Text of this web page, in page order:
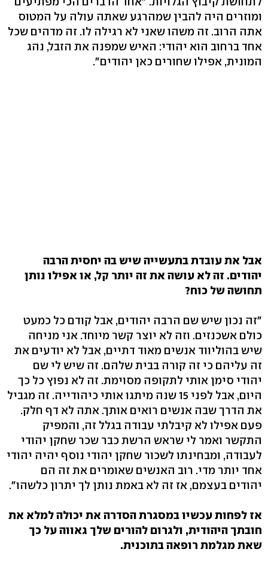
ומוזרים היה להבין שמהרגע שאתה עולה על המטוס
אתה הרוב. זה משהו שאני לא רגילה לו. זה מדהים שכל
אחד ברחוב הוא יהודי: האיש שמפנה את הזבל, נהג
המונית, אפילו שחורים כאן יהודים".
אבל את עובדת בתעשייה שיש בה יחסית הרבה
יהודים. זה לא עושה את זה יותר קל, או אפילו נותן
תחושה של כוח?
"זה נכון שיש שם הרבה יהודים, אבל קודם כל כמעט
כולם אשכנזים. וזה לא יוצר קשר מיוחד. אני מניחה
שיש בהוליווד אנשים מאוד דתיים, אבל לא יודעים את
זה עליהם כי זה קורה בבית שלהם. זה שיש לי שם
יהודי סימן אותי לתקופה מסוימת. זה לא נפוץ כל כך
היום, אבל לפני 15 שנה מיתגו אותי כיהודייה. זה מגביל
את הדרך שבה אנשים רואים אותך. אתה לא דף חלק.
פעם אפילו לא קיבלתי עבודה בגלל זה, והמפיק
התקשר ואמר לי שראש הרשת כבר שכר שחקן יהודי
לעבודה, ומבחינתו לשכור שחקן יהודי נוסף יהיה יהודי
אחד יותר מדי. רוב האנשים שאומרים את זה הם
יהודים בעצמם, אז זה לא באמת נותן לך יתרון כלשהו".
אז לפחות עכשיו במסגרת הסדרה את יכולה למלא את
חובתך היהודית, ולגרום להורים שלך גאווה על כך
שאת מגלמת רופאה בתוכנית.